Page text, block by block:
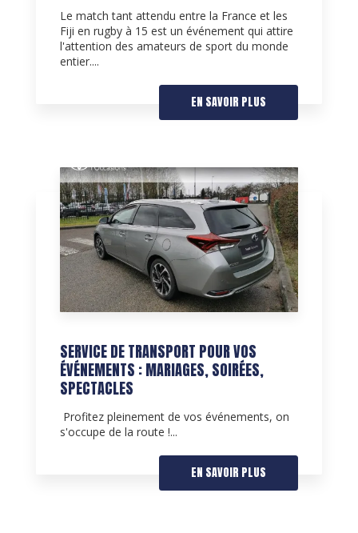
Le match tant attendu entre la France et les
Fiji en rugby à 15 est un événement qui attire
l'attention des amateurs de sport du monde
entier....
EN SAVOIR PLUS
SERVICE DE TRANSPORT POUR VOS
ÉVÉNEMENTS : MARIAGES, SOIRÉES,
SPECTACLES
Profitez pleinement de vos événements, on
s'occupe de la route !...
EN SAVOIR PLUS